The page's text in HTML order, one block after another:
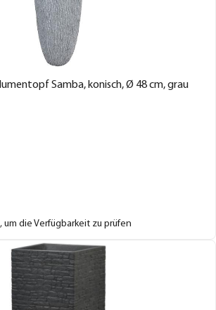
Samba, konisch, Ø 48 cm, grau
, um die Verfügbarkeit zu prüfen